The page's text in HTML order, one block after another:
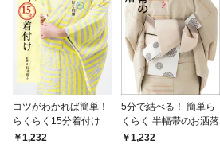
コツがわかれば簡単！
らくらく15分着付け
1,232
5分で結べる！ 簡単ら
くらく 半幅帯のお洒落
1,232